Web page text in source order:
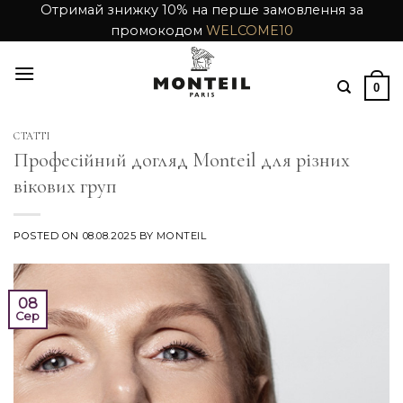
Отримай знижку 10% на перше замовлення за
промокодом WELCOME10
0
СТАТТІ
Професійний догляд Monteil для різних
вікових груп
POSTED ON 08.08.2025 BY MONTEIL
08
Сер